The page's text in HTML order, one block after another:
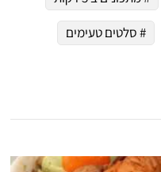
# סלטים טעימים